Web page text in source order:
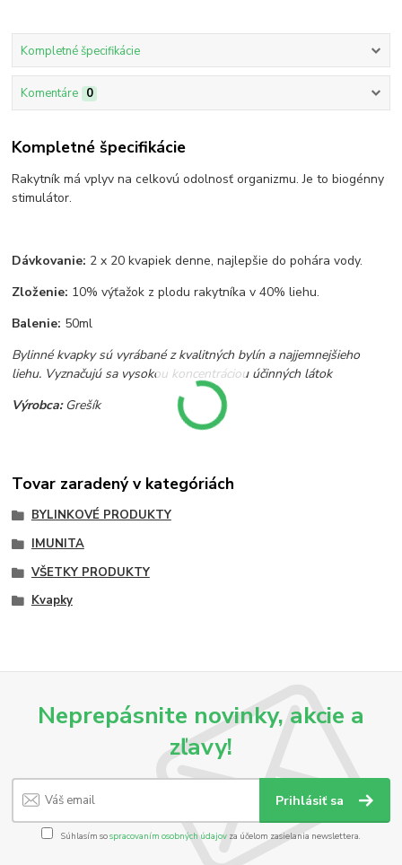
Kompletné špecifikácie
Komentáre 0
Kompletné špecifikácie
Rakytník má vplyv na celkovú odolnosť organizmu. Je to biogénny
stimulátor.
Dávkovanie: 2 x 20 kvapiek denne, najlepšie do pohára vody.
Zloženie: 10% výťažok z plodu rakytníka v 40% liehu.
Balenie: 50ml
Bylinné kvapky sú vyrábané z kvalitných bylín a najjemnejšieho
liehu. Vyznačujú sa vysokou koncentráciou účinných látok
Výrobca: Grešík
Tovar zaradený v kategóriách
BYLINKOVÉ PRODUKTY
IMUNITA
VŠETKY PRODUKTY
Kvapky
Neprepásnite novinky, akcie a
zľavy!
Prihlásiť sa
Súhlasím sospracovaním osobných údajov za účelom zasielania newslettera.